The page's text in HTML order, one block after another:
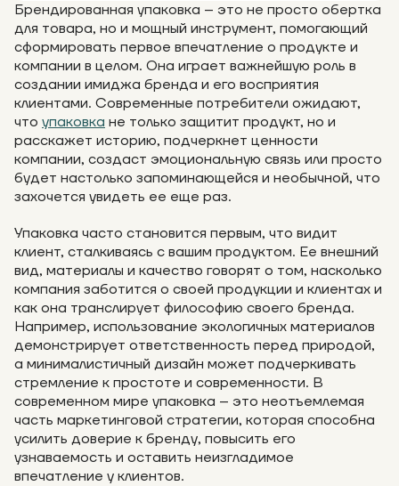
Брендированная упаковка – это не просто обертка
для товара, но и мощный инструмент, помогающий
сформировать первое впечатление о продукте и
компании в целом. Она играет важнейшую роль в
создании имиджа бренда и его восприятия
клиентами. Современные потребители ожидают,
что упаковка не только защитит продукт, но и
расскажет историю, подчеркнет ценности
компании, создаст эмоциональную связь или просто
будет настолько запоминающейся и необычной, что
захочется увидеть ее еще раз.
Упаковка часто становится первым, что видит
клиент, сталкиваясь с вашим продуктом. Ее внешний
вид, материалы и качество говорят о том, насколько
компания заботится о своей продукции и клиентах и
как она транслирует философию своего бренда.
Например, использование экологичных материалов
демонстрирует ответственность перед природой,
а минималистичный дизайн может подчеркивать
стремление к простоте и современности. В
современном мире упаковка – это неотъемлемая
часть маркетинговой стратегии, которая способна
усилить доверие к бренду, повысить его
узнаваемость и оставить неизгладимое
впечатление у клиентов.